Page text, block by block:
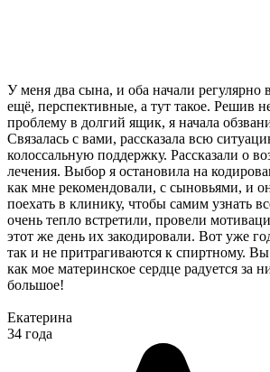
У меня два сына, и оба начали
ещё, перспективные, а тут такое. Решив
проблему в долгий ящик, я начала
Связалась с вами, рассказала всю
колоссальную поддержку. Рассказали о
лечения. Выбор я остановила на
как мне рекомендовали, с сыновьями, и
поехать в клинику, чтобы самим узнать
очень тепло встретили, провели
этот же день их закодировали. Вот уже
так и не притрагиваются к спиртному. Вы
как мое материнское сердце радуется за
большое!
Екатерина
34 года